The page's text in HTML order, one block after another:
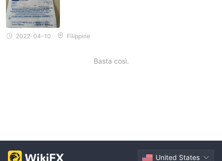
2022-04-10 Filippine
Basta così.
United States